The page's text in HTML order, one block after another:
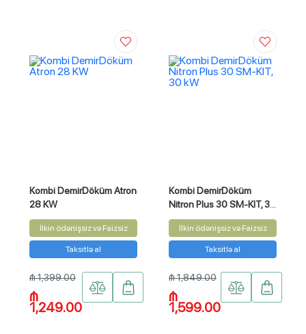
Kombi DemirDöküm Atron
28 KW
İlkin ödənişsiz və Faizsiz
Taksitlə al
₼ 1,399.00
₼
1,249.00
Kombi DemirDöküm
Nitron Plus 30 SM-KIT, 30
kW
İlkin ödənişsiz və Faizsiz
Taksitlə al
₼ 1,849.00
₼
1,599.00